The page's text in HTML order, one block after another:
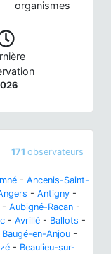
organismes
171 observateurs
- Ancenis-Saint-
- Antigny -
- Aubigné-Racan -
- Avrillé - Ballots -
Baugé-en-Anjou -
- Beaulieu-sur-